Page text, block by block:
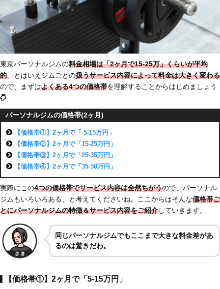
東京パーソナルジムの料金相場は「2ヶ月で15-25万」くらいが平均
的。とはいえジムごとの扱うサービス内容によって料金は大きく変わる
ので、まずはよくある4つの価格帯を理解することからはじめましょう
パーソナルジムの価格帯(2ヶ月)
【価格帯①】2ヶ月で「 5-15万円」
【価格帯②】2ヶ月で「15-25万円」
【価格帯③】2ヶ月で「25-35万円」
【価格帯④】2ヶ月で「35-50万円」
実際にこの4つの価格帯でサービス内容は全然ちがうので、パーソナル
ジムもいろいろある、と考えてくださいね。ここからはそんな価格帯ご
とにパーソナルジムの特徴＆サービス内容をご紹介していきます。
同じパーソナルジムでもここまで大きな料金差があ
るのは驚きだわ。
【価格帯①】2ヶ月で「5-15万円」